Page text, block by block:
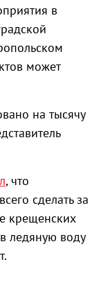
в
может
на тысячу
, что
сделать за
крещенских
ледяную воду